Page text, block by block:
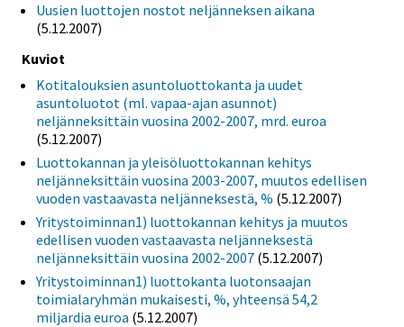
Uusien luottojen nostot neljänneksen aikana
(5.12.2007)
Kuviot
Kotitalouksien asuntoluottokanta ja uudet
asuntoluotot (ml. vapaa-ajan asunnot)
neljänneksittäin vuosina 2002-2007, mrd. euroa
(5.12.2007)
Luottokannan ja yleisöluottokannan kehitys
neljänneksittäin vuosina 2003-2007, muutos edellisen
vuoden vastaavasta neljänneksestä, % (5.12.2007)
Yritystoiminnan1) luottokannan kehitys ja muutos
edellisen vuoden vastaavasta neljänneksestä
neljänneksittäin vuosina 2002-2007 (5.12.2007)
Yritystoiminnan1) luottokanta luotonsaajan
toimialaryhmän mukaisesti, %, yhteensä 54,2
miljardia euroa (5.12.2007)